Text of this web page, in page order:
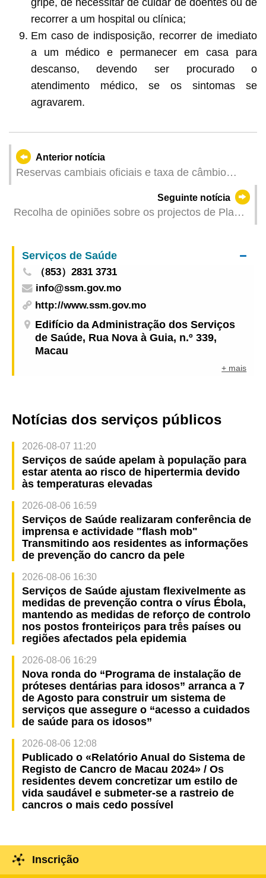
recorrer a um hospital ou clínica;
Em caso de indisposição, recorrer de imediato
a um médico e permanecer em casa para
descanso, devendo ser procurado o
atendimento médico, se os sintomas se
agravarem.
Anterior notícia
Reservas cambiais oficiais e taxa de câmbio
Seguinte notícia
Recolha de opiniões sobre os projectos de Planta
Abril de 2025)
Serviços de Saúde
（853）2831 3731
info@ssm.gov.mo
http://www.ssm.gov.mo
Edifício da Administração dos Serviços
de Saúde, Rua Nova à Guia, n.º 339,
Macau
+ mais
Notícias dos serviços públicos
2026-08-07 11:20
Serviços de saúde apelam à população para
estar atenta ao risco de hipertermia devido
às temperaturas elevadas
2026-08-06 16:59
Serviços de Saúde realizaram conferência de
imprensa e actividade "flash mob"
Transmitindo aos residentes as informações
de prevenção do cancro da pele
2026-08-06 16:30
Serviços de Saúde ajustam flexivelmente as
medidas de prevenção contra o vírus Ébola,
mantendo as medidas de reforço de controlo
nos postos fronteiriços para três países ou
regiões afectados pela epidemia
2026-08-06 16:29
Nova ronda do “Programa de instalação de
próteses dentárias para idosos” arranca a 7
de Agosto para construir um sistema de
serviços que assegure o “acesso a cuidados
de saúde para os idosos”
2026-08-06 12:08
Publicado o «Relatório Anual do Sistema de
Registo de Cancro de Macau 2024» / Os
residentes devem concretizar um estilo de
vida saudável e submeter-se a rastreio de
cancros o mais cedo possível
Inscrição